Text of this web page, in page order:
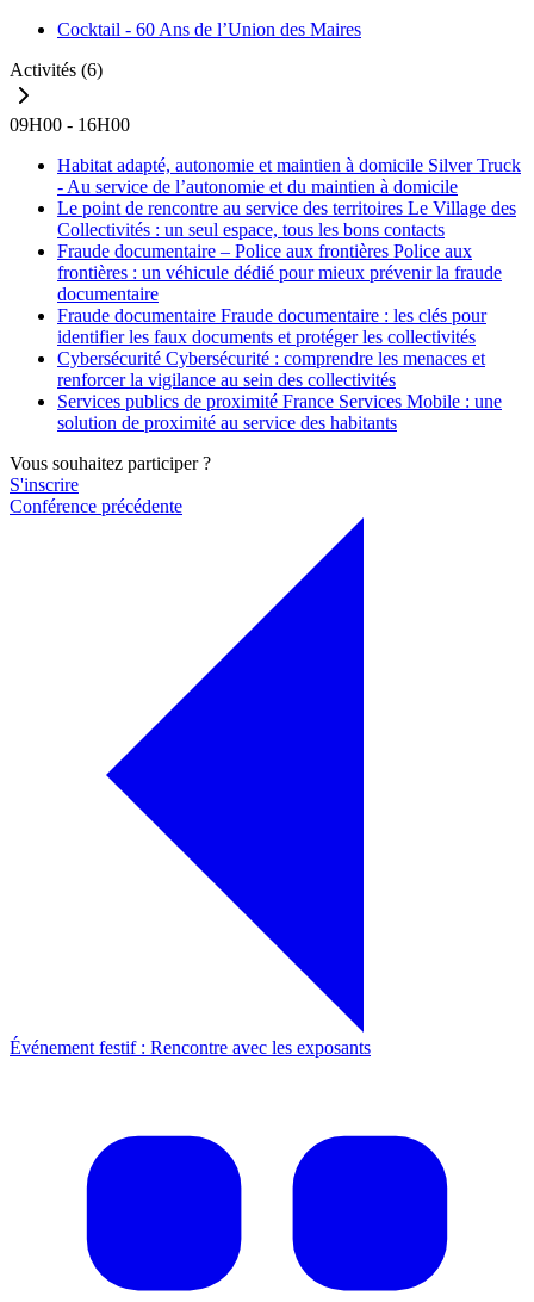
Cocktail - 60 Ans de l’Union des Maires
Activités (6)
09H00 - 16H00
Habitat adapté, autonomie et maintien à domicile Silver Truck
- Au service de l’autonomie et du maintien à domicile
Le point de rencontre au service des territoires Le Village des
Collectivités : un seul espace, tous les bons contacts
Fraude documentaire – Police aux frontières Police aux
frontières : un véhicule dédié pour mieux prévenir la fraude
documentaire
Fraude documentaire Fraude documentaire : les clés pour
identifier les faux documents et protéger les collectivités
Cybersécurité Cybersécurité : comprendre les menaces et
renforcer la vigilance au sein des collectivités
Services publics de proximité France Services Mobile : une
solution de proximité au service des habitants
Vous souhaitez participer ?
S'inscrire
Conférence précédente
Événement festif : Rencontre avec les exposants